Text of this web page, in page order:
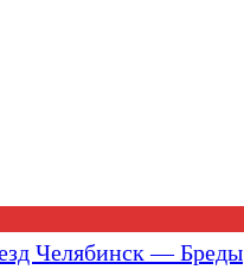
Челябинск — Бреды